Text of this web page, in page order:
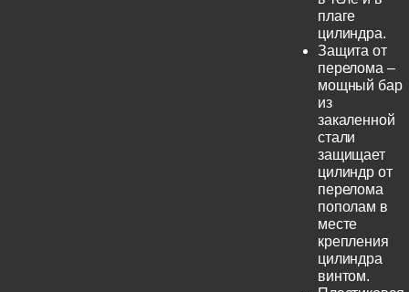
плаге
цилиндра.
Защита от
перелома –
мощный бар
из
закаленной
стали
защищает
цилиндр от
перелома
пополам в
месте
крепления
цилиндра
винтом.